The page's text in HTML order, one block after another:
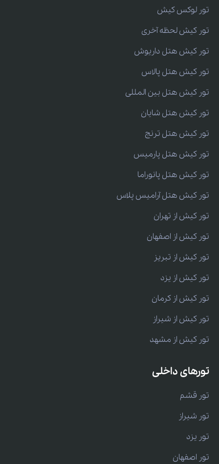
تور لوکس کیش
تور کیش لحظه آخری
تور کیش هتل داریوش
تور کیش هتل پالاس
تور کیش هتل بین المللی
تور کیش هتل شایان
تور کیش هتل ترنج
تور کیش هتل پارمیس
تور کیش هتل پانوراما
تور کیش هتل آرامیس پلاس
تور کیش از تهران
تور کیش از اصفهان
تور کیش از تبریز
تور کیش از یزد
تور کیش از کرمان
تور کیش از شیراز
تور کیش از مشهد
تورهای داخلی
تور قشم
تور شیراز
تور یزد
تور اصفهان